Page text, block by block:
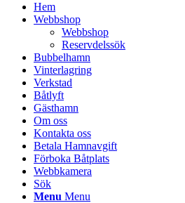
Hem
Webbshop
Webbshop
Reservdelssök
Bubbelhamn
Vinterlagring
Verkstad
Båtlyft
Gästhamn
Om oss
Kontakta oss
Betala Hamnavgift
Förboka Båtplats
Webbkamera
Sök
Menu Menu